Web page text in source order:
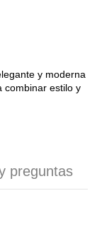
y moderna
combinar estilo y
preguntas